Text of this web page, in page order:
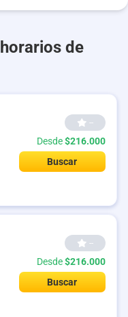
de
--
Desde$216.000
Buscar
--
Desde$216.000
Buscar